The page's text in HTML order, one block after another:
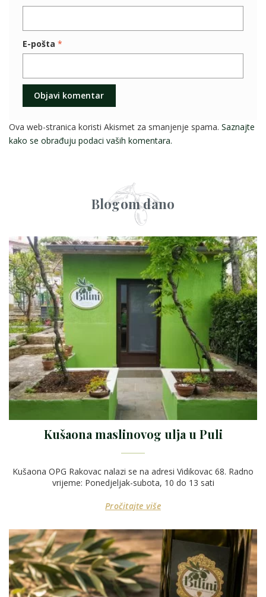
E-pošta *
Ova web-stranica koristi Akismet za smanjenje spama. Saznajte
kako se obrađuju podaci vaših komentara.
Blogom dano
Kušaona maslinovog ulja u Puli
Kušaona OPG Rakovac nalazi se na adresi Vidikovac 68. Radno
vrijeme: Ponedjeljak-subota, 10 do 13 sati
Pročitajte više